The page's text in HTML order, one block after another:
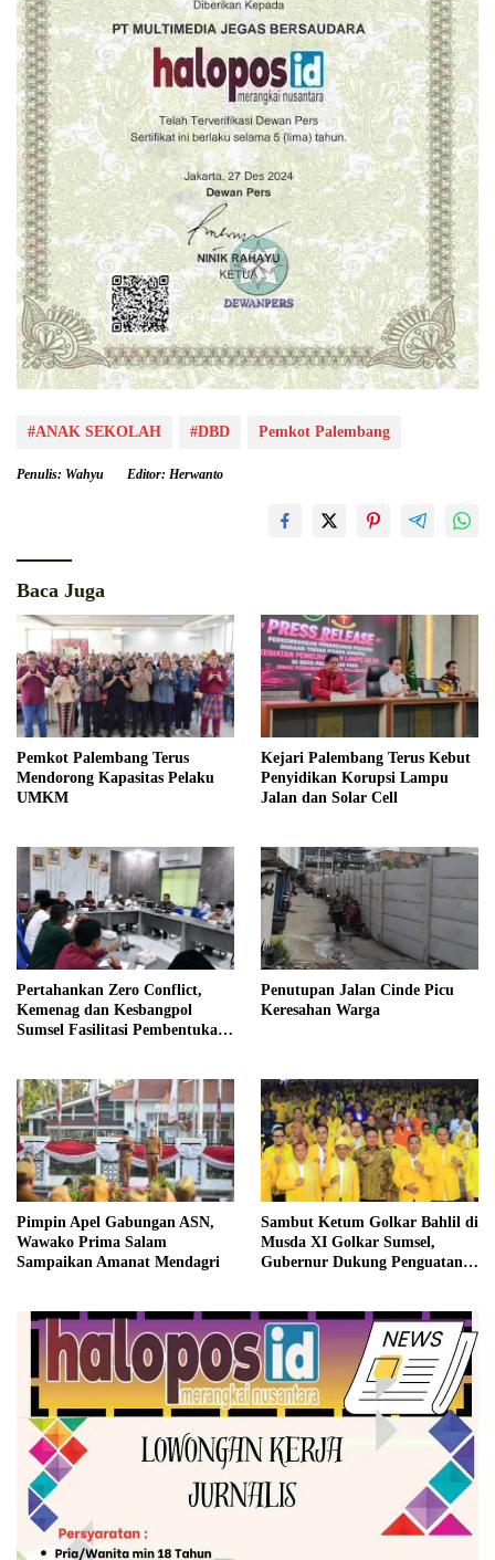
#ANAK SEKOLAH #DBD Pemkot Palembang
Penulis: Wahyu Editor: Herwanto
Baca Juga
Pemkot Palembang Terus
Mendorong Kapasitas Pelaku
UMKM
Kejari Palembang Terus Kebut
Penyidikan Korupsi Lampu
Jalan dan Solar Cell
Pertahankan Zero Conflict,
Kemenag dan Kesbangpol
Sumsel Fasilitasi Pembentukan
Penutupan Jalan Cinde Picu
Keresahan Warga
Pimpin Apel Gabungan ASN,
Wawako Prima Salam
Sampaikan Amanat Mendagri
Sambut Ketum Golkar Bahlil di
Musda XI Golkar Sumsel,
Gubernur Dukung Penguatan